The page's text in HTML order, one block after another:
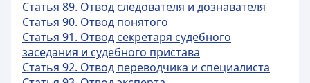
Статья 89. Отвод следователя и дознавателя
Статья 90. Отвод понятого
Статья 91. Отвод секретаря судебного
заседания и судебного пристава
Статья 92. Отвод переводчика и специалиста